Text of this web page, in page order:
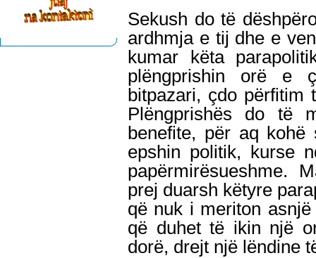
Sekush do të
ardhmja e tij dhe e
kumar këta
plëngprishin orë e
bitpazari, çdo përfitim
Plëngprishës do të
benefite, për aq kohë
epshin politik, kurse
papërmirësueshme.
prej duarsh këtyre
që nuk i meriton
që duhet të ikin një
dorë, drejt një lëndine